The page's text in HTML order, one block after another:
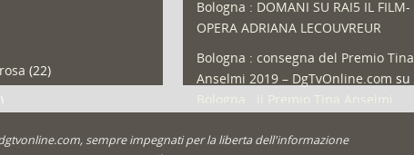
(22)
Bologna : DOMANI SU RAI5 IL FILM-
OPERA ADRIANA LECOUVREUR
Bologna : consegna del Premio Tina
Anselmi 2019 – DgTvOnline.com su
sempre impegnati per la liberta dell'informazione